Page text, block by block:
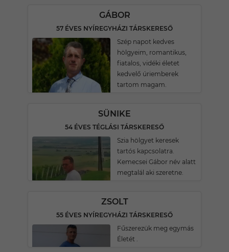
GÁBOR
57 ÉVES NYÍREGYHÁZI TÁRSKERESŐ
Szép napot kedves
hölgyeim, romantikus,
fiatalos, vidéki életet
kedvelő úriemberek
tartom magam.
SÜNIKE
54 ÉVES TÉGLÁSI TÁRSKERESŐ
Szia hölgyet keresek
tartós kapcsolatra.
Kemecsei Gábor név alatt
megtalál aki szeretne.
ZSOLT
55 ÉVES NYÍREGYHÁZI TÁRSKERESŐ
Fűszerezük meg egymás
Életét .